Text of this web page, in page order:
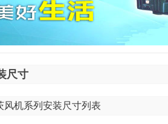
尺寸
风机系列安装尺寸列表